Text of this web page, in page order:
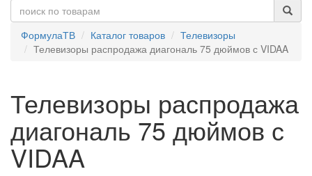
ФормулаТВ Каталог товаров
Телевизоры
Телевизоры распродажа диагональ 75 дюймов с VIDAA
Телевизоры распродажа
диагональ 75 дюймов с
VIDAA